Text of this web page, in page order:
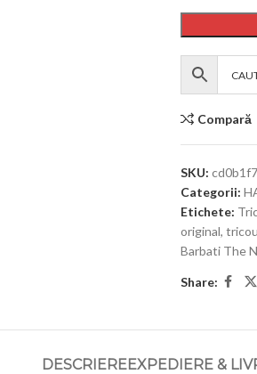
Compară
SKU:
Categorii:
Etichete:
original,
Barbati The
Share:
DESCRIEREEXPEDIERE &